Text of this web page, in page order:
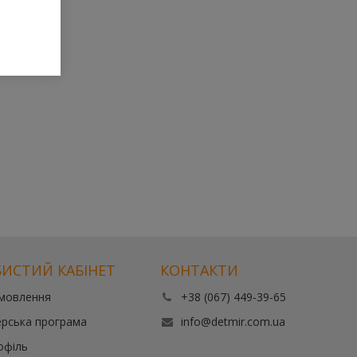
КАБІНЕТ
програма
КОНТАКТИ
+38 (067) 449-39-65
info@detmir.com.ua